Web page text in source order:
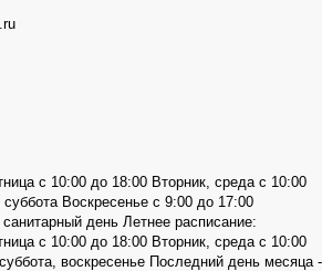
с 10:00 до 18:00 Вторник, среда с 10:00
Воскресенье с 9:00 до 17:00
день Летнее расписание:
с 10:00 до 18:00 Вторник, среда с 10:00
воскресенье Последний день месяца -